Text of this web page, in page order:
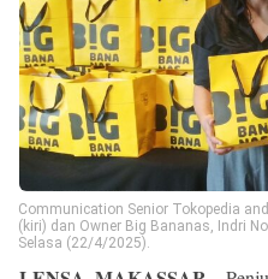
Communication Senior Tokopedia
(kiri) dan Owner Big Bananas, Indri
Selasa (22/4/2025).